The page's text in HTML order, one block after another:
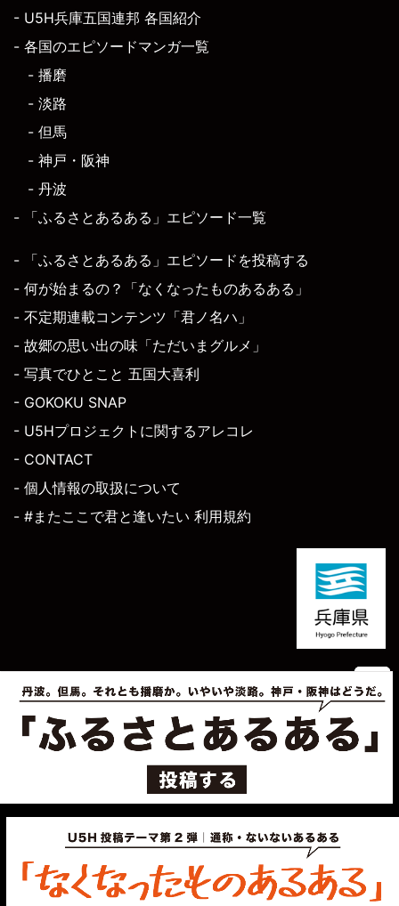
- U5H兵庫五国連邦 各国紹介
- 各国のエピソードマンガ一覧
- 播磨
- 淡路
- 但馬
- 神戸・阪神
- 丹波
- 「ふるさとあるある」エピソード一覧
- 「ふるさとあるある」エピソードを投稿する
- 何が始まるの？「なくなったものあるある」
- 不定期連載コンテンツ「君ノ名ハ」
- 故郷の思い出の味「ただいまグルメ」
- 写真でひとこと 五国大喜利
- GOKOKU SNAP
- U5Hプロジェクトに関するアレコレ
- CONTACT
- 個人情報の取扱について
- #またここで君と逢いたい 利用規約